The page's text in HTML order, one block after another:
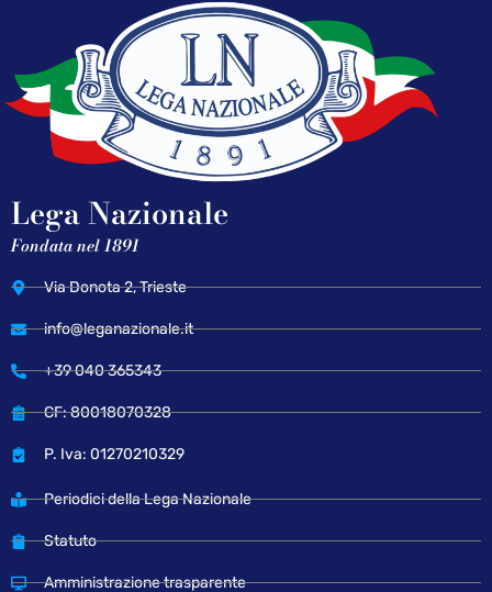
Lega Nazionale
Fondata nel 1891
Via Donota 2, Trieste
info@leganazionale.it
+39 040 365343
CF: 80018070328
P. Iva: 01270210329
Periodici della Lega Nazionale
Statuto
Amministrazione trasparente